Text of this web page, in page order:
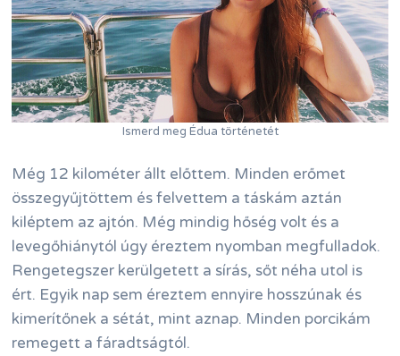
Ismerd meg Édua történetét
Még 12 kilométer állt előttem. Minden erőmet
összegyűjtöttem és felvettem a táskám aztán
kiléptem az ajtón. Még mindig hőség volt és a
levegőhiánytól úgy éreztem nyomban megfulladok.
Rengetegszer kerülgetett a sírás, sőt néha utol is
ért. Egyik nap sem éreztem ennyire hosszúnak és
kimerítőnek a sétát, mint aznap. Minden porcikám
remegett a fáradtságtól.